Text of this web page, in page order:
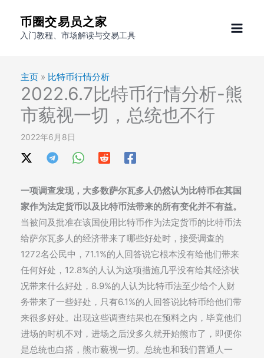
币圈交易员之家
入门教程、市场解读与交易工具
主页 » 比特币行情分析
2022.6.7比特币行情分析-熊
市藐视一切，总统也不行
2022年6月8日
一项调查发现，大多数萨尔瓦多人仍然认为比特币在其国
家作为法定货币以及比特币法带来的所有变化并不有益。
当被问及批准在该国使用比特币作为法定货币的比特币法
给萨尔瓦多人的经济带来了哪些好处时，接受调查的
1272名公民中，71.1%的人回答说它根本没有给他们带来
任何好处，12.8%的人认为这项措施几乎没有给其经济状
况带来什么好处，8.9%的人认为比特币法至少给个人财
务带来了一些好处，只有6.1%的人回答说比特币给他们带
来很多好处。出现这些调查结果也在预料之内，毕竟他们
进场的时机不对，进场之后没多久就开始熊市了，即便你
是总统也白搭，熊市藐视一切。总统也和我们普通人一